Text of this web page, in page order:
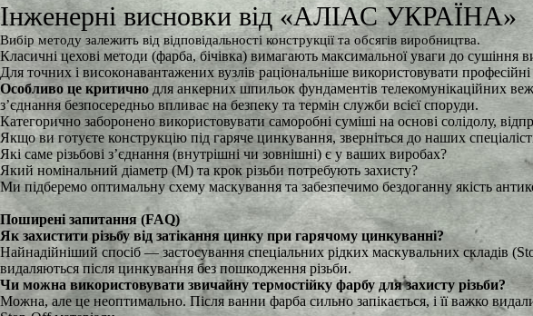
Інженерні висновки від «АЛІАС УКРАЇНА»
Вибір методу залежить від відповідальності конструкції та обсягів виробництва.
Класичні цехові методи (фарба, бічівка) вимагають максимальної уваги до сушіння
Для точних і високонавантажених вузлів раціональніше використовувати
Особливо це критично для анкерних шпильок фундаментів телекомунікаційних
з’єднання безпосередньо впливає на безпеку та термін служби всієї споруди.
Категорично заборонено використовувати саморобні суміші на основі солідолу,
Якщо ви готуєте конструкцію під гаряче цинкування, зверніться до наших
Які саме різьбові з’єднання (внутрішні чи зовнішні) є у ваших виробах?
Який номінальний діаметр (М) та крок різьби потребують захисту?
Ми підберемо оптимальну схему маскування та забезпечимо бездоганну якість
Поширені запитання (FAQ)
Як захистити різьбу від затікання цинку при гарячому цинкуванні?
Найнадійніший спосіб — застосування спеціальних рідких маскувальних складів
видаляються після цинкування без пошкодження різьби.
Чи можна використовувати звичайну термостійку фарбу для захисту різьби?
Можна, але це неоптимально. Після ванни фарба сильно запікається, і її важко